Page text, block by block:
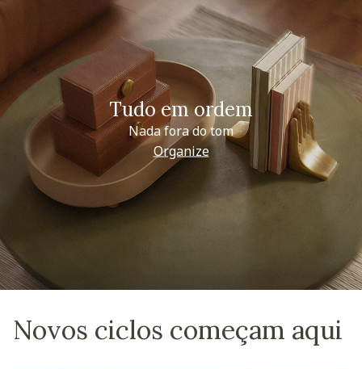
Tudo em ordem
Nada fora do tom
Organize
Novos ciclos começam aqui